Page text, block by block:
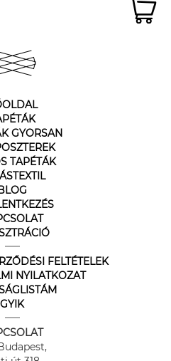
GYORSAN
TAPÉTÁK
BLOG
FELTÉTELEK
NYILATKOZAT
GYIK
Budapest,